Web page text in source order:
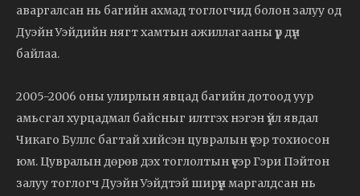
аваргалсан нь багийн ахмад тоглогчид болон залуу од
Дуэйн Уэйдийн нягт хамтын ажиллагааны үр дүн
байлаа.
2005-2006 оны улирлын явцад багийн дотоод уур
амьсгал хурцадмал байсныг илтгэх нэгэн үйл явдал
Чикаго Буллс багтай хийсэн цувралын үеэр тохиосон
юм. Цувралын дөрөв дэх тоглолтын үеэр Гэри Пэйтон
залуу тоглогч Дуэйн Уэйдтэй ширүүн маргалдсан нь